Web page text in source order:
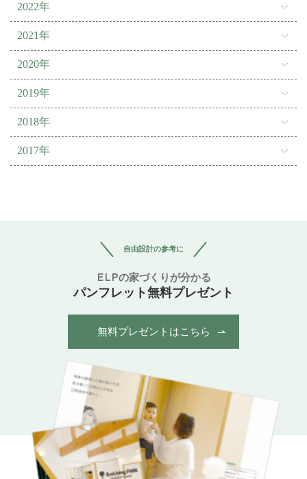
2022年
2021年
2020年
2019年
2018年
2017年
自由設計の参考に
ELPの家づくりが分かる
パンフレット無料プレゼント
無料プレゼントはこちら